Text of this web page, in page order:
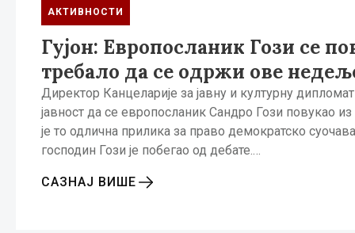
АКТИВНОСТИ
Гујон: Европосланик Гози се
требало да се одржи ове
Директор Канцеларије за јавну и културну
јавност да се европосланик Сандро Гози повукао
је то одлична прилика за право демократско
господин Гози је побегао од дебате.…
САЗНАЈ ВИШЕ